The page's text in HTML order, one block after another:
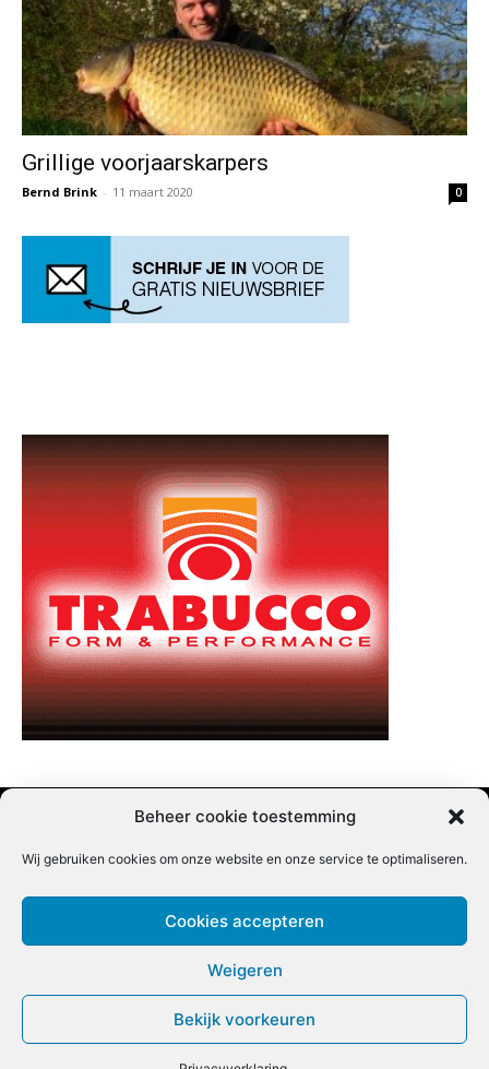
Beheer cookie toestemming
Wij gebruiken cookies om onze website en onze service te optimaliseren.
Cookies accepteren
Weigeren
Bekijk voorkeuren
Grillige voorjaarskarpers
Bernd Brink - 11 maart 2020 0
Nieuwsbrief inschrijven | Partner content